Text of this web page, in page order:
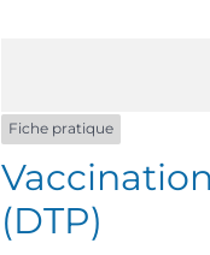
Fiche pratique
(DTP)